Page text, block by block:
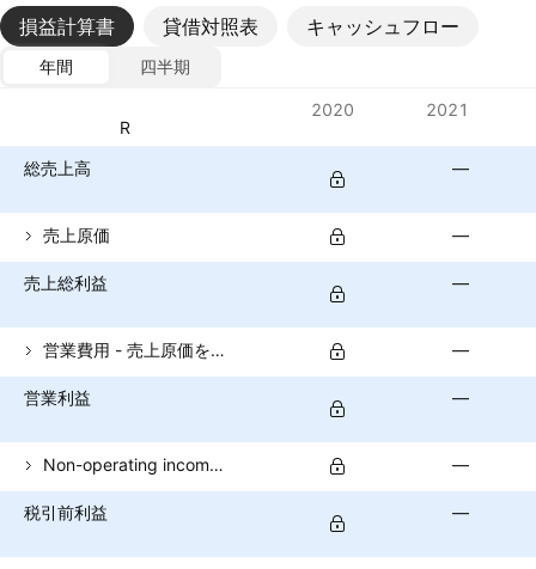
損益計算書 貸借対照表 キャッシュフロー
年間
四半期
通貨: SAR
2020 2021
総売上高 —
売上原価 —
売上総利益 —
営業費用 - 売上原価を除く —
営業利益 —
Non-operating income (total) —
税引前利益 —